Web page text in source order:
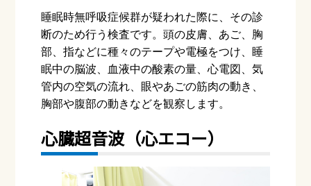
睡眠時無呼吸症候群が疑われた際に、その診
断のため行う検査です。頭の皮膚、あご、胸
部、指などに種々のテープや電極をつけ、睡
眠中の脳波、血液中の酸素の量、心電図、気
管内の空気の流れ、眼やあごの筋肉の動き、
胸部や腹部の動きなどを観察します。
心臓超音波（心エコー）